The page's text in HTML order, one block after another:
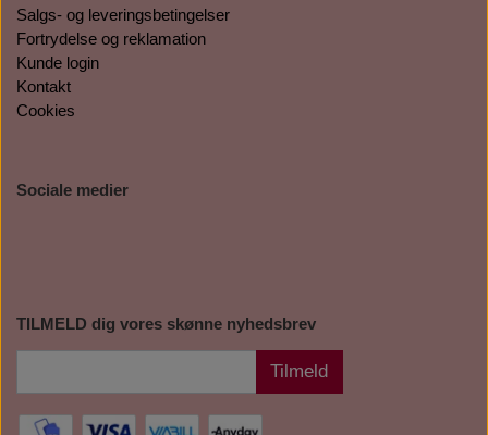
Salgs- og leveringsbetingelser
Fortrydelse og reklamation
Kunde login
Kontakt
Cookies
Sociale medier
TILMELD dig vores skønne nyhedsbrev
Tilmeld